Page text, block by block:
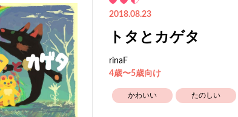
2018.08.23
トタとカゲタ
rinaF
4歳〜5歳向け
かわいい たのしい